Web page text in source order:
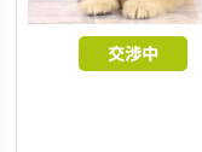
交渉中